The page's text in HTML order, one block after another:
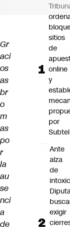
Gr
aci
os
as
br
o
m
as
po
r
la
au
se
nci
a
de
sitios
de
online
y
por
Subtel
Ante
alza
de
exigir